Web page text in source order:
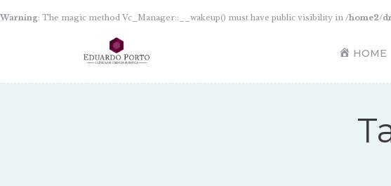
Warning: The magic method Vc_Manager::__wakeup() must have public visibility in /home2/
HOME